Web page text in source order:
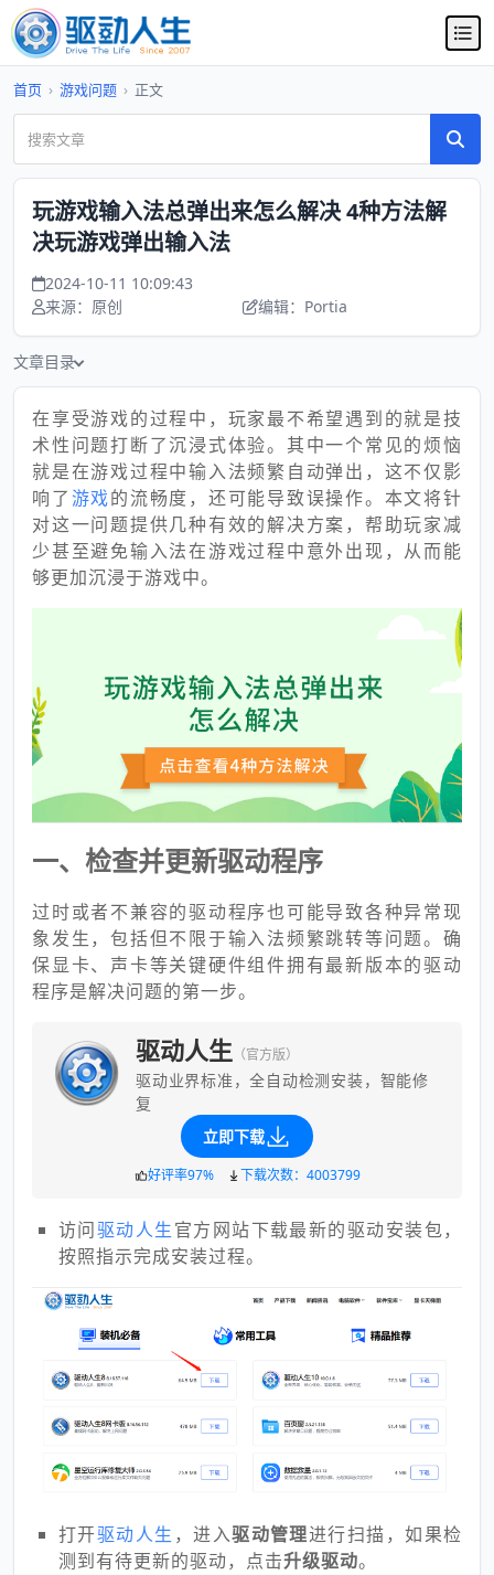
首页 › 游戏问题 › 正文
玩游戏输入法总弹出来怎么解决 4种方法解
决玩游戏弹出输入法
2024-10-11 10:09:43
来源：原创
编辑：Portia
文章目录
在享受游戏的过程中，玩家最不希望遇到的就是技
术性问题打断了沉浸式体验。其中一个常见的烦恼
就是在游戏过程中输入法频繁自动弹出，这不仅影
响了游戏的流畅度，还可能导致误操作。本文将针
对这一问题提供几种有效的解决方案，帮助玩家减
少甚至避免输入法在游戏过程中意外出现，从而能
够更加沉浸于游戏中。
一、检查并更新驱动程序
过时或者不兼容的驱动程序也可能导致各种异常现
象发生，包括但不限于输入法频繁跳转等问题。确
保显卡、声卡等关键硬件组件拥有最新版本的驱动
程序是解决问题的第一步。
驱动人生 （官方版）
驱动业界标准，全自动检测安装，智能修
复
立即下载
好评率97% 下载次数：4003799
访问驱动人生官方网站下载最新的驱动安装包，
按照指示完成安装过程。
打开驱动人生 ，进入驱动管理进行扫描，如果检
测到有待更新的驱动，点击升级驱动。